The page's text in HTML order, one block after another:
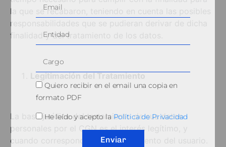
la que se recabaron, teniendo en cuenta las posibles
responsabilidades que se pudieran derivar de dicha
finalidad y del tratamiento de los datos.
Legitimación del Tratamiento
La base jurídica del tratamiento de sus datos
personales por el CGN es el interés legítimo, y
cuando corresponda, el consentimiento del usuario.
Quiero recibir en el email una copia en
formato PDF
He leído y acepto la Política de Privacidad
Enviar